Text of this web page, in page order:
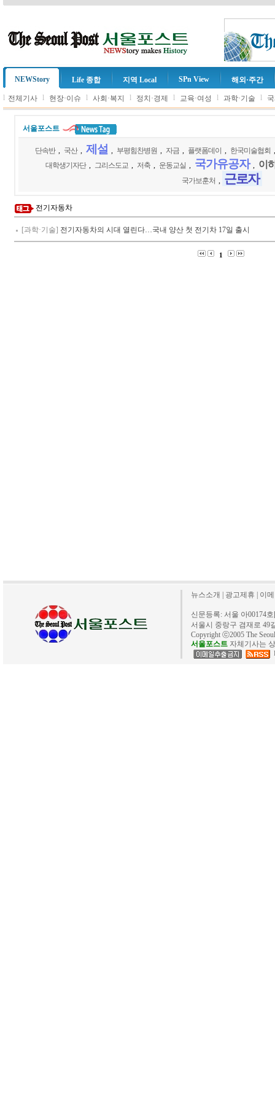
NEWStory Life 종합 지역 Local SPn View 해외·주간
l 전체기사 l 현장·이슈 l 사회·복지 l 정치·경제 l 교육·여성 l 과학·기술 l
서울포스트
단속반 국산 제설 부평힘찬병원 자금 플랫폼데이 한국미술협회
대학생기자단
그리스도교 저축 운동교실 국가유공자 이
국가보훈처 근로자
전기자동차
[과학·기술] 전기자동차의 시대 열린다…국내 양산 첫 전기차 17일 출시
1
뉴스소개 광고제휴 이
신문등록: 서울 아00174
서울시 중랑구 겸재로 49
Copyright ⓒ2005 The
서울포스트 자체기사는